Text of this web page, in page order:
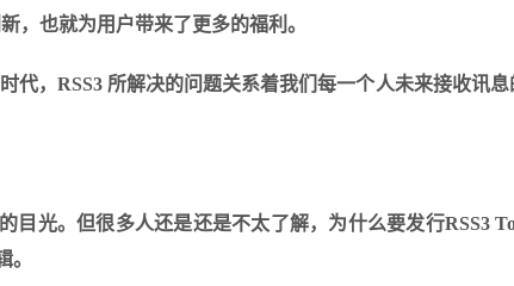
，也就为用户带来了更多的福利。
代，RSS3 所解决的问题关系着我们每一个人未来接收讯
目光。但很多人还是还是不太了解，为什么要发行RSS3
。